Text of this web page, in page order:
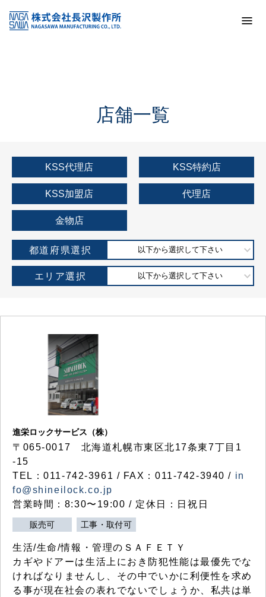
KSS加盟店・取扱店情報
店舗一覧
店舗一覧
KSS代理店 KSS特約店
KSS加盟店 代理店
金物店
都道府県選択 以下から選択して下さい
エリア選択 以下から選択して下さい
進栄ロックサービス（株）
〒065-0017 北海道札幌市東区北17条東7丁目1
-15
TEL：011-742-3961 / FAX：011-742-3940 / in
fo@shineilock.co.jp
営業時間：8:30〜19:00 / 定休日：日祝日
販売可 工事・取付可
生活/生命/情報・管理のＳＡＦＥＴＹ
カギやドアーは生活上におき防犯性能は最優先でな
ければなりませんし、その中でいかに利便性を求め
る事が現在社会の表れでないでしょうか、私共は単